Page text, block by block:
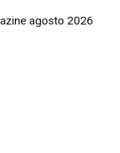
agosto 2026